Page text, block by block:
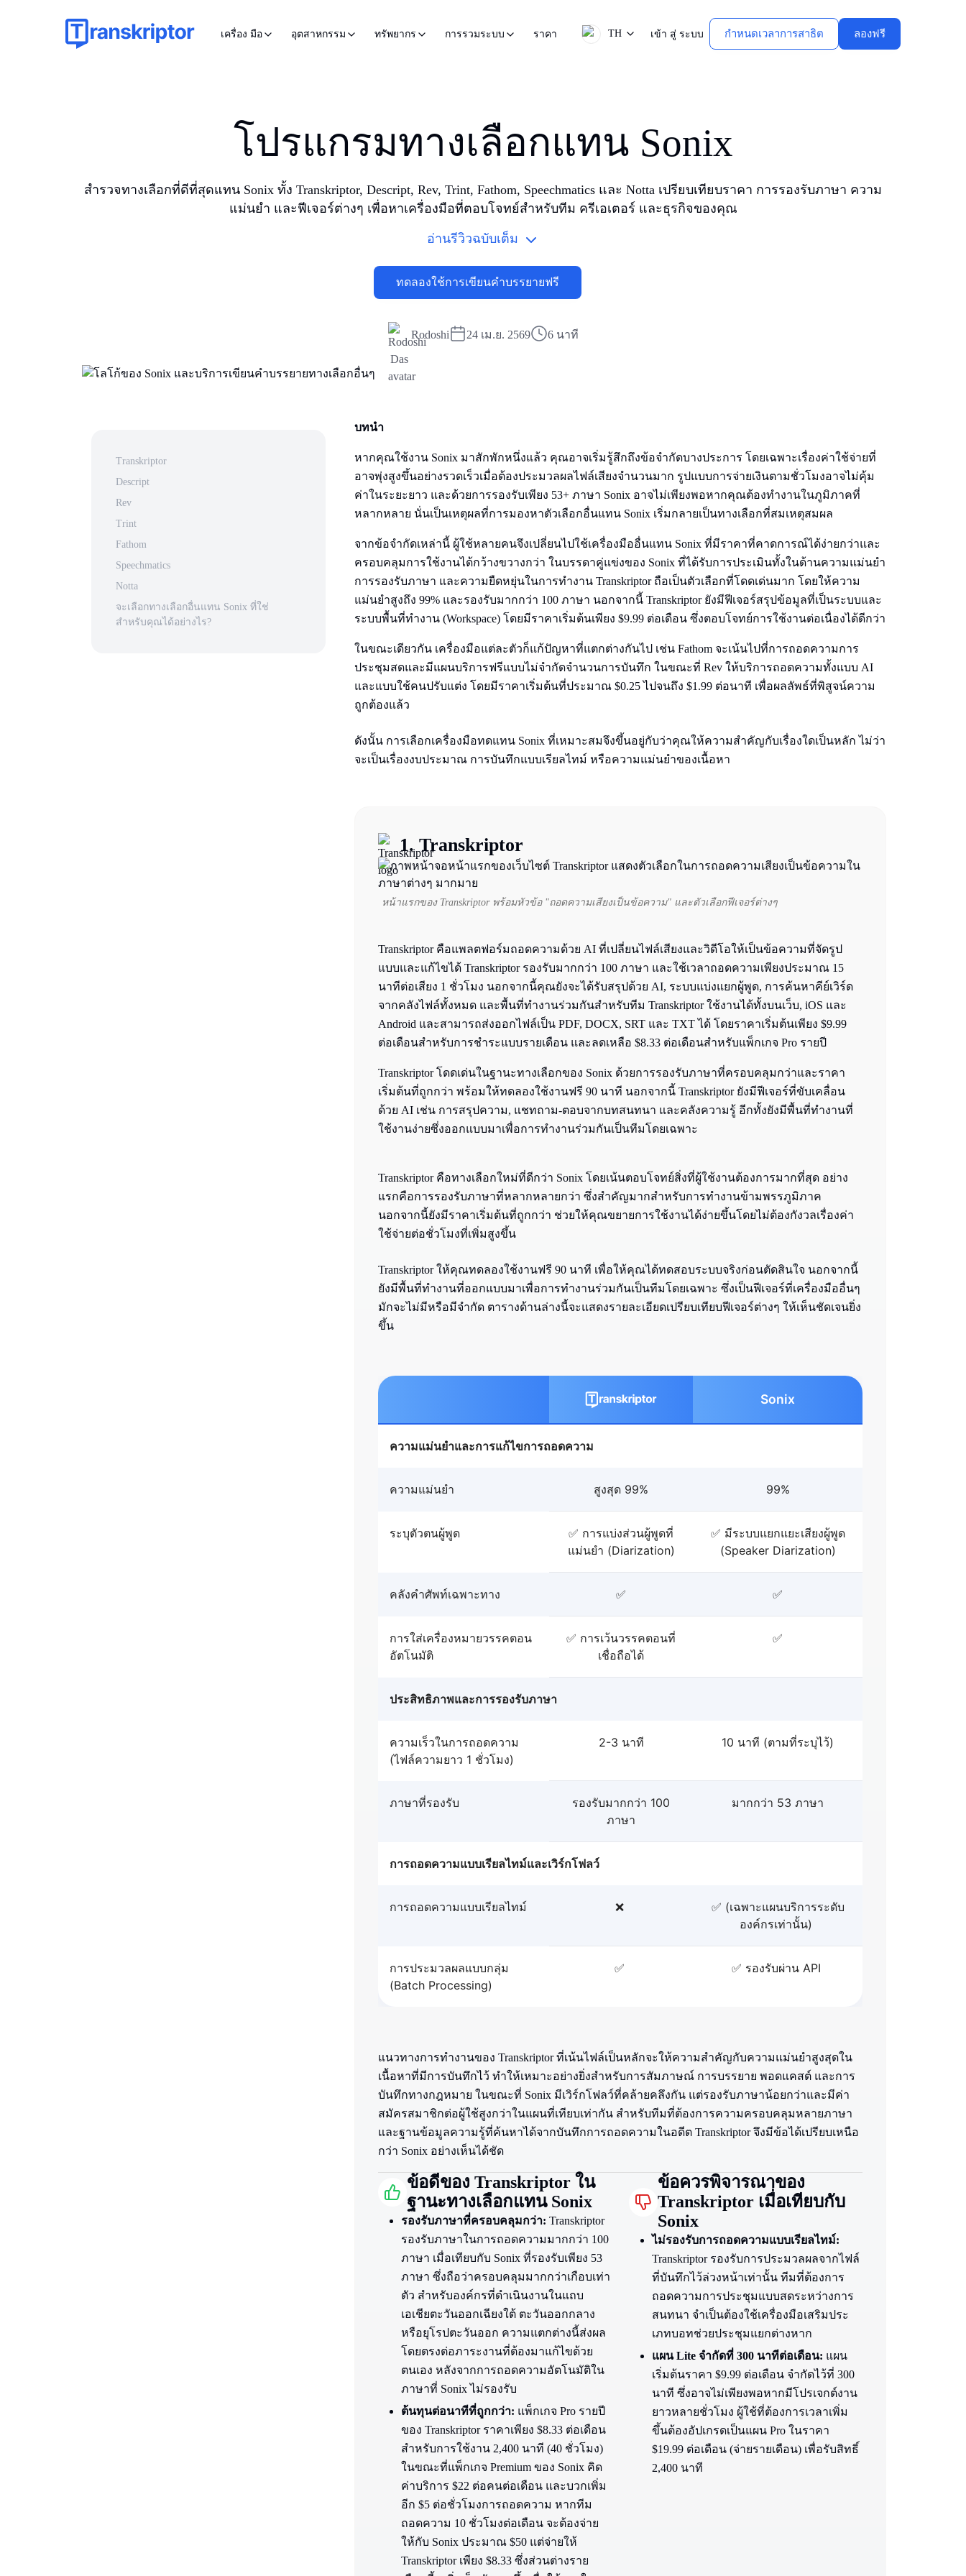
เครื่อง มือ อุตสาหกรรม ทรัพยากร การรวมระบบ ราคา TH เข้า สู่ ระบบ กําหนดเวลาการสาธิต ลองฟรี
โปรแกรมทางเลือกแทน Sonix
สำรวจทางเลือกที่ดีที่สุดแทน Sonix ทั้ง Transkriptor, Descript, Rev, Trint, Fathom, Speechmatics และ Notta เปรียบเทียบราคา การรองรับภาษา ความ
แม่นยำ และฟีเจอร์ต่างๆ เพื่อหาเครื่องมือที่ตอบโจทย์สำหรับทีม ครีเอเตอร์ และธุรกิจของคุณ
อ่านรีวิวฉบับเต็ม
ทดลองใช้การเขียนคำบรรยายฟรี
Rodoshi 24 เม.ย. 2569 6 นาที
Transkriptor
Descript
Rev
Trint
Fathom
Speechmatics
Notta
จะเลือกทางเลือกอื่นแทน Sonix ที่ใช่
สำหรับคุณได้อย่างไร?
บทนำ
หากคุณใช้งาน Sonix มาสักพักหนึ่งแล้ว คุณอาจเริ่มรู้สึกถึงข้อจำกัดบางประการ โดยเฉพาะเรื่องค่าใช้จ่ายที่
อาจพุ่งสูงขึ้นอย่างรวดเร็วเมื่อต้องประมวลผลไฟล์เสียงจำนวนมาก รูปแบบการจ่ายเงินตามชั่วโมงอาจไม่คุ้ม
ค่าในระยะยาว และด้วยการรองรับเพียง 53+ ภาษา Sonix อาจไม่เพียงพอหากคุณต้องทำงานในภูมิภาคที่
หลากหลาย นั่นเป็นเหตุผลที่การมองหาตัวเลือกอื่นแทน Sonix เริ่มกลายเป็นทางเลือกที่สมเหตุสมผล
จากข้อจำกัดเหล่านี้ ผู้ใช้หลายคนจึงเปลี่ยนไปใช้เครื่องมืออื่นแทน Sonix ที่มีราคาที่คาดการณ์ได้ง่ายกว่าและ
ครอบคลุมการใช้งานได้กว้างขวางกว่า ในบรรดาคู่แข่งของ Sonix ที่ได้รับการประเมินทั้งในด้านความแม่นยำ
การรองรับภาษา และความยืดหยุ่นในการทำงาน Transkriptor ถือเป็นตัวเลือกที่โดดเด่นมาก โดยให้ความ
แม่นยำสูงถึง 99% และรองรับมากกว่า 100 ภาษา นอกจากนี้ Transkriptor ยังมีฟีเจอร์สรุปข้อมูลที่เป็นระบบและ
ระบบพื้นที่ทำงาน (Workspace) โดยมีราคาเริ่มต้นเพียง $9.99 ต่อเดือน ซึ่งตอบโจทย์การใช้งานต่อเนื่องได้ดีกว่า
ในขณะเดียวกัน เครื่องมือแต่ละตัวก็แก้ปัญหาที่แตกต่างกันไป เช่น Fathom จะเน้นไปที่การถอดความการ
ประชุมสดและมีแผนบริการฟรีแบบไม่จำกัดจำนวนการบันทึก ในขณะที่ Rev ให้บริการถอดความทั้งแบบ AI
และแบบใช้คนปรับแต่ง โดยมีราคาเริ่มต้นที่ประมาณ $0.25 ไปจนถึง $1.99 ต่อนาที เพื่อผลลัพธ์ที่พิสูจน์ความ
ถูกต้องแล้ว
ดังนั้น การเลือกเครื่องมือทดแทน Sonix ที่เหมาะสมจึงขึ้นอยู่กับว่าคุณให้ความสำคัญกับเรื่องใดเป็นหลัก ไม่ว่า
จะเป็นเรื่องงบประมาณ การบันทึกแบบเรียลไทม์ หรือความแม่นยำของเนื้อหา
1. Transkriptor
หน้าแรกของ Transkriptor พร้อมหัวข้อ "ถอดความเสียงเป็นข้อความ" และตัวเลือกฟีเจอร์ต่างๆ
Transkriptor คือแพลตฟอร์มถอดความด้วย AI ที่เปลี่ยนไฟล์เสียงและวิดีโอให้เป็นข้อความที่จัดรูป
แบบและแก้ไขได้ Transkriptor รองรับมากกว่า 100 ภาษา และใช้เวลาถอดความเพียงประมาณ 15
นาทีต่อเสียง 1 ชั่วโมง นอกจากนี้คุณยังจะได้รับสรุปด้วย AI, ระบบแบ่งแยกผู้พูด, การค้นหาคีย์เวิร์ด
จากคลังไฟล์ทั้งหมด และพื้นที่ทำงานร่วมกันสำหรับทีม Transkriptor ใช้งานได้ทั้งบนเว็บ, iOS และ
Android และสามารถส่งออกไฟล์เป็น PDF, DOCX, SRT และ TXT ได้ โดยราคาเริ่มต้นเพียง $9.99
ต่อเดือนสำหรับการชำระแบบรายเดือน และลดเหลือ $8.33 ต่อเดือนสำหรับแพ็กเกจ Pro รายปี
Transkriptor โดดเด่นในฐานะทางเลือกของ Sonix ด้วยการรองรับภาษาที่ครอบคลุมกว่าและราคา
เริ่มต้นที่ถูกกว่า พร้อมให้ทดลองใช้งานฟรี 90 นาที นอกจากนี้ Transkriptor ยังมีฟีเจอร์ที่ขับเคลื่อน
ด้วย AI เช่น การสรุปความ, แชทถาม-ตอบจากบทสนทนา และคลังความรู้ อีกทั้งยังมีพื้นที่ทำงานที่
ใช้งานง่ายซึ่งออกแบบมาเพื่อการทำงานร่วมกันเป็นทีมโดยเฉพาะ
Transkriptor คือทางเลือกใหม่ที่ดีกว่า Sonix โดยเน้นตอบโจทย์สิ่งที่ผู้ใช้งานต้องการมากที่สุด อย่าง
แรกคือการรองรับภาษาที่หลากหลายกว่า ซึ่งสำคัญมากสำหรับการทำงานข้ามพรรภูมิภาค
นอกจากนี้ยังมีราคาเริ่มต้นที่ถูกกว่า ช่วยให้คุณขยายการใช้งานได้ง่ายขึ้นโดยไม่ต้องกังวลเรื่องค่า
ใช้จ่ายต่อชั่วโมงที่เพิ่มสูงขึ้น
Transkriptor ให้คุณทดลองใช้งานฟรี 90 นาที เพื่อให้คุณได้ทดสอบระบบจริงก่อนตัดสินใจ นอกจากนี้
ยังมีพื้นที่ทำงานที่ออกแบบมาเพื่อการทำงานร่วมกันเป็นทีมโดยเฉพาะ ซึ่งเป็นฟีเจอร์ที่เครื่องมืออื่นๆ
มักจะไม่มีหรือมีจำกัด ตารางด้านล่างนี้จะแสดงรายละเอียดเปรียบเทียบฟีเจอร์ต่างๆ ให้เห็นชัดเจนยิ่ง
ขึ้น
Sonix
ความแม่นยำและการแก้ไขการถอดความ
ความแม่นยำ สูงสุด 99% 99%
ระบุตัวตนผู้พูด
✅ การแบ่งส่วนผู้พูดที่
แม่นยำ (Diarization)
✅ มีระบบแยกแยะเสียงผู้พูด
(Speaker Diarization)
คลังคำศัพท์เฉพาะทาง ✅ ✅
การใส่เครื่องหมายวรรคตอน
อัตโนมัติ
✅ การเว้นวรรคตอนที่
เชื่อถือได้
✅
ประสิทธิภาพและการรองรับภาษา
ความเร็วในการถอดความ
(ไฟล์ความยาว 1 ชั่วโมง)
2-3 นาที 10 นาที (ตามที่ระบุไว้)
ภาษาที่รองรับ
รองรับมากกว่า 100
ภาษา
มากกว่า 53 ภาษา
การถอดความแบบเรียลไทม์และเวิร์กโฟลว์
การถอดความแบบเรียลไทม์ ❌
✅ (เฉพาะแผนบริการระดับ
องค์กรเท่านั้น)
การประมวลผลแบบกลุ่ม
(Batch Processing)
✅ ✅ รองรับผ่าน API
แนวทางการทำงานของ Transkriptor ที่เน้นไฟล์เป็นหลักจะให้ความสำคัญกับความแม่นยำสูงสุดใน
เนื้อหาที่มีการบันทึกไว้ ทำให้เหมาะอย่างยิ่งสำหรับการสัมภาษณ์ การบรรยาย พอดแคสต์ และการ
บันทึกทางกฎหมาย ในขณะที่ Sonix มีเวิร์กโฟลว์ที่คล้ายคลึงกัน แต่รองรับภาษาน้อยกว่าและมีค่า
สมัครสมาชิกต่อผู้ใช้สูงกว่าในแผนที่เทียบเท่ากัน สำหรับทีมที่ต้องการความครอบคลุมหลายภาษา
และฐานข้อมูลความรู้ที่ค้นหาได้จากบันทึกการถอดความในอดีต Transkriptor จึงมีข้อได้เปรียบเหนือ
กว่า Sonix อย่างเห็นได้ชัด
ข้อดีของ Transkriptor ใน
ฐานะทางเลือกแทน Sonix
รองรับภาษาที่ครอบคลุมกว่า: Transkriptor
รองรับภาษาในการถอดความมากกว่า 100
ภาษา เมื่อเทียบกับ Sonix ที่รองรับเพียง 53
ภาษา ซึ่งถือว่าครอบคลุมมากกว่าเกือบเท่า
ตัว สำหรับองค์กรที่ดำเนินงานในแถบ
เอเชียตะวันออกเฉียงใต้ ตะวันออกกลาง
หรือยุโรปตะวันออก ความแตกต่างนี้ส่งผล
โดยตรงต่อภาระงานที่ต้องมาแก้ไขด้วย
ตนเอง หลังจากการถอดความอัตโนมัติใน
ภาษาที่ Sonix ไม่รองรับ
ต้นทุนต่อนาทีที่ถูกกว่า: แพ็กเกจ Pro รายปี
ของ Transkriptor ราคาเพียง $8.33 ต่อเดือน
สำหรับการใช้งาน 2,400 นาที (40 ชั่วโมง)
ในขณะที่แพ็กเกจ Premium ของ Sonix คิด
ค่าบริการ $22 ต่อคนต่อเดือน และบวกเพิ่ม
อีก $5 ต่อชั่วโมงการถอดความ หากทีม
ถอดความ 10 ชั่วโมงต่อเดือน จะต้องจ่าย
ให้กับ Sonix ประมาณ $50 แต่จ่ายให้
Transkriptor เพียง $8.33 ซึ่งส่วนต่างราย
ข้อควรพิจารณาของ
Transkriptor เมื่อเทียบกับ
Sonix
ไม่รองรับการถอดความแบบเรียลไทม์:
Transkriptor รองรับการประมวลผลจากไฟล์
ที่บันทึกไว้ล่วงหน้าเท่านั้น ทีมที่ต้องการ
ถอดความการประชุมแบบสดระหว่างการ
สนทนา จำเป็นต้องใช้เครื่องมือเสริมประ
เภทบอทช่วยประชุมแยกต่างหาก
แผน Lite จำกัดที่ 300 นาทีต่อเดือน: แผน
เริ่มต้นราคา $9.99 ต่อเดือน จำกัดไว้ที่ 300
นาที ซึ่งอาจไม่เพียงพอหากมีโปรเจกต์งาน
ยาวหลายชั่วโมง ผู้ใช้ที่ต้องการเวลาเพิ่ม
ขึ้นต้องอัปเกรดเป็นแผน Pro ในราคา
$19.99 ต่อเดือน (จ่ายรายเดือน) เพื่อรับสิทธิ์
2,400 นาที